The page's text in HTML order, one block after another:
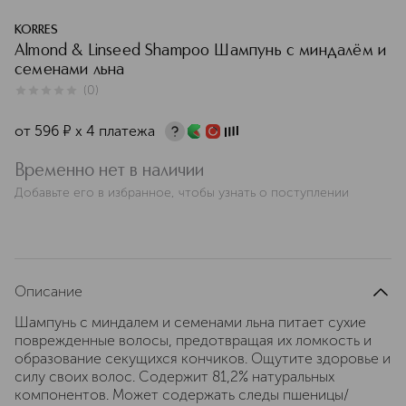
KORRES
Almond & Linseed Shampoo Шампунь с миндалём и
семенами льна
(0)
от 596 ¤ х 4 платежа
Временно нет в наличии
Добавьте его в избранное, чтобы узнать о поступлении
Описание
Шампунь с миндалем и семенами льна питает сухие
поврежденные волосы, предотвращая их ломкость и
образование секущихся кончиков. Ощутите здоровье и
силу своих волос. Содержит 81,2% натуральных
компонентов. Может содержать следы пшеницы/